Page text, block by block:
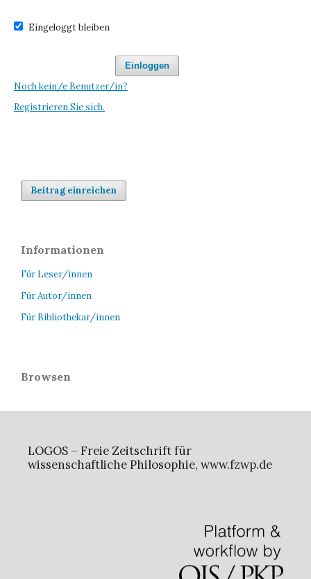
Eingeloggt bleiben
Einloggen
Noch kein/e Benutzer/in?
Registrieren Sie sich.
Beitrag einreichen
Informationen
Für Leser/innen
Für Autor/innen
Für Bibliothekar/innen
Browsen
LOGOS – Freie Zeitschrift für
wissenschaftliche Philosophie, www.fzwp.de